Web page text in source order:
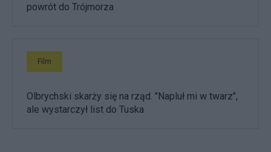
powrót do Trójmorza
Film
Olbrychski skarży się na rząd. "Napluł mi w twarz",
ale wystarczył list do Tuska